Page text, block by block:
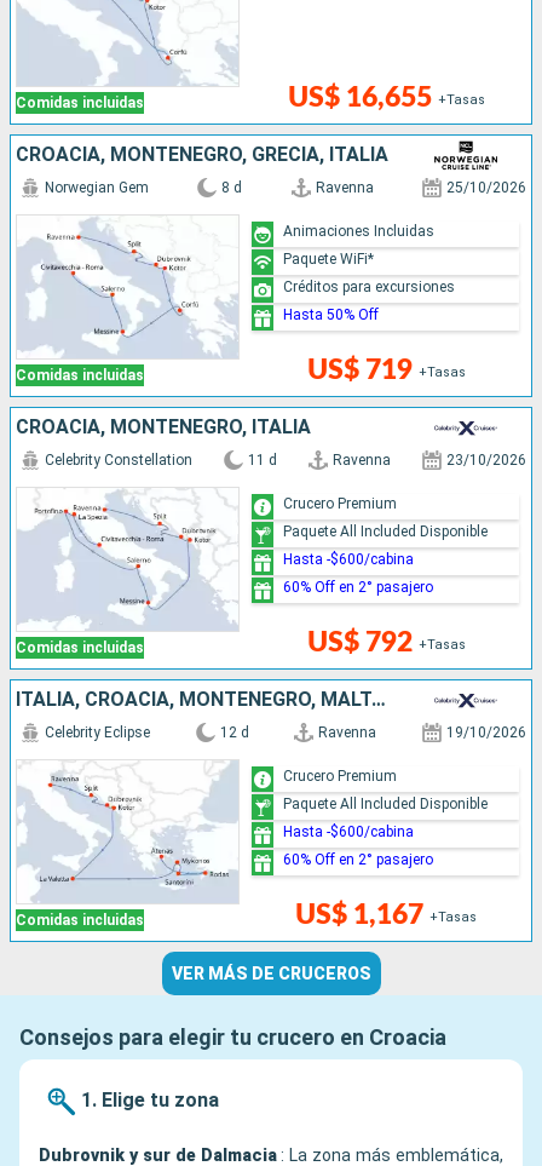
Comidas incluidas US$ 16,655 +Tasas
CROACIA, MONTENEGRO, GRECIA, ITALIA
Comidas incluidas
Norwegian Gem 8 d Ravenna 25/10/2026
US$ 719 +Tasas
Animaciones Incluidas
Paquete WiFi*
Créditos para excursiones
Hasta 50% Off
CROACIA, MONTENEGRO, ITALIA
Comidas incluidas
Celebrity Constellation 11 d Ravenna 23/10/2026
US$ 792 +Tasas
Crucero Premium
Paquete All Included Disponible
Hasta -$600/cabina
60% Off en 2° pasajero
ITALIA, CROACIA, MONTENEGRO, MALTA, GRECIA
Comidas incluidas
Celebrity Eclipse 12 d Ravenna 19/10/2026
US$ 1,167 +Tasas
Crucero Premium
Paquete All Included Disponible
Hasta -$600/cabina
60% Off en 2° pasajero
VER MÁS DE CRUCEROS
Consejos para elegir tu crucero en Croacia
1. Elige tu zona
Dubrovnik y sur de Dalmacia: La zona más emblemática,